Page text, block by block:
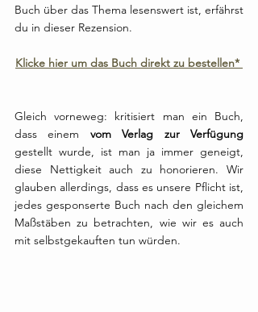
Buch über das Thema lesenswert ist, erfährst
du in dieser Rezension.
Klicke hier um das Buch direkt zu bestellen*
Gleich vorneweg: kritisiert man ein Buch,
dass einem vom Verlag zur Verfügung
gestellt wurde, ist man ja immer geneigt,
diese Nettigkeit auch zu honorieren. Wir
glauben allerdings, dass es unsere Pflicht ist,
jedes gesponserte Buch nach den gleichem
Maßstäben zu betrachten, wie wir es auch
mit selbstgekauften tun würden.